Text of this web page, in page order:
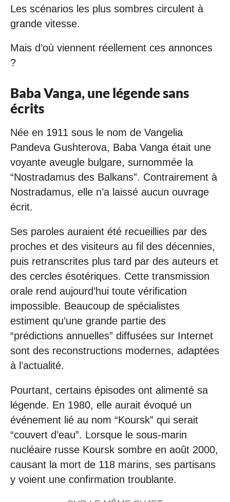
Les scénarios les plus sombres circulent à
grande vitesse.
Mais d’où viennent réellement ces annonces
?
Baba Vanga, une légende sans
écrits
Née en 1911 sous le nom de Vangelia
Pandeva Gushterova, Baba Vanga était une
voyante aveugle bulgare, surnommée la
“Nostradamus des Balkans”. Contrairement à
Nostradamus, elle n’a laissé aucun ouvrage
écrit.
Ses paroles auraient été recueillies par des
proches et des visiteurs au fil des décennies,
puis retranscrites plus tard par des auteurs et
des cercles ésotériques. Cette transmission
orale rend aujourd’hui toute vérification
impossible. Beaucoup de spécialistes
estiment qu’une grande partie des
“prédictions annuelles” diffusées sur Internet
sont des reconstructions modernes, adaptées
à l’actualité.
Pourtant, certains épisodes ont alimenté sa
légende. En 1980, elle aurait évoqué un
événement lié au nom “Koursk” qui serait
“couvert d’eau”. Lorsque le sous-marin
nucléaire russe Koursk sombre en août 2000,
causant la mort de 118 marins, ses partisans
y voient une confirmation troublante.